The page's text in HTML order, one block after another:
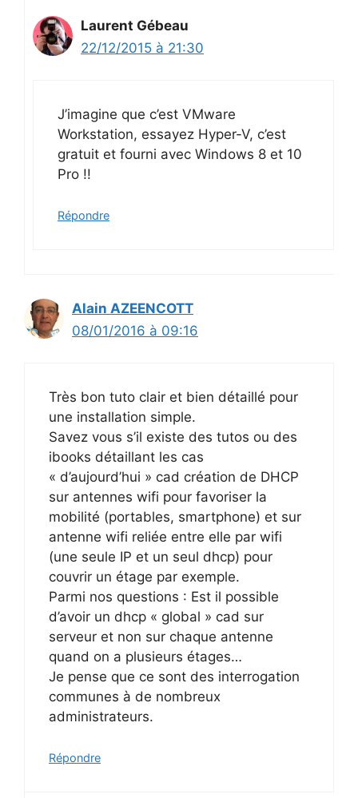
Laurent Gébeau
22/12/2015 à 21:30
J’imagine que c’est VMware
Workstation, essayez Hyper-V, c’est
gratuit et fourni avec Windows 8 et 10
Pro !!
Répondre
Alain AZEENCOTT
08/01/2016 à 09:16
Très bon tuto clair et bien détaillé pour
une installation simple.
Savez vous s’il existe des tutos ou des
ibooks détaillant les cas
« d’aujourd’hui » cad création de DHCP
sur antennes wifi pour favoriser la
mobilité (portables, smartphone) et sur
antenne wifi reliée entre elle par wifi
(une seule IP et un seul dhcp) pour
couvrir un étage par exemple.
Parmi nos questions : Est il possible
d’avoir un dhcp « global » cad sur
serveur et non sur chaque antenne
quand on a plusieurs étages…
Je pense que ce sont des interrogation
communes à de nombreux
administrateurs.
Répondre